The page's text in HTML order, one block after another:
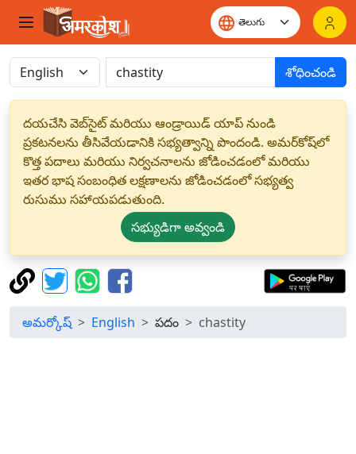
శోధించండి
దయచేసి వెబ్‌సైట్ మరియు ఆండ్రాయిడ్ యాప్ నుండి
ప్రకటనలను తీసివేయడానికి సభ్యత్వాన్ని పొందండి. అమర్‌కోష్‌లో
కొత్త పదాలు మరియు నిర్వచనాలను జోడించడంలో మరియు
ఇతర భాష సంబంధిత లక్షణాలను జోడించడంలో సభ్యత్వ
రుసుము సహాయపడుతుంది.
సభ్యుడిగా అవ్వండి
అమర్కోష్ English పదం chastity